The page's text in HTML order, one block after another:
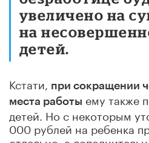
увеличено на
на
детей.
Кстати,
при сокращении
места работы ему также
детей. Но с некоторым
000 рублей на ребенка